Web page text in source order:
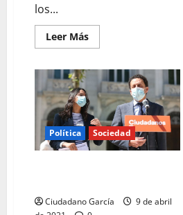
los...
Leer MásLeer
más
LA
OPINIÓN
DESCONSTRUIDA
Política Sociedad
Ciudadano García
9 de abril